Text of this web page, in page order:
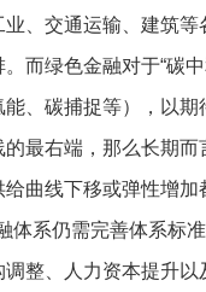
业、交通运输、建筑
而绿色金融对于“碳
、碳捕捉等），以
最右端，那么长期
曲线下移或弹性增加
体系仍需完善体系标
整、人力资本提升